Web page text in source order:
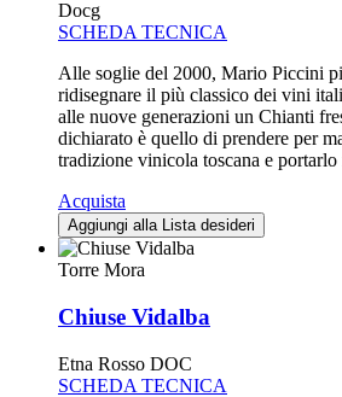
Docg
SCHEDA TECNICA
Alle soglie del 2000, Mario Piccini
ridisegnare il più classico dei vini
alle nuove generazioni un Chianti
dichiarato è quello di prendere per
tradizione vinicola toscana e
Acquista
Aggiungi alla Lista desideri
Torre Mora
Chiuse Vidalba
Etna Rosso DOC
SCHEDA TECNICA